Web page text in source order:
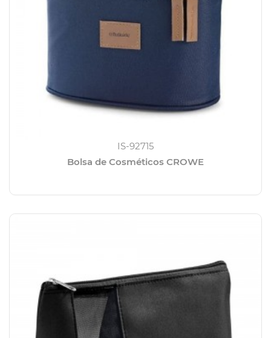
IS-92715
Bolsa de Cosméticos CROWE